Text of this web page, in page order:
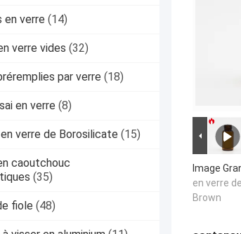
en verre (14)
verre vides (32)
par verre (18)
en verre (8)
verre de Borosilicate (15)
caoutchouc
(35)
fiole (48)
Image
en verre
Brown